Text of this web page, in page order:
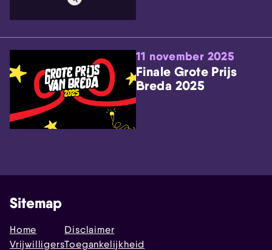
11 november 2025
Finale Grote Prijs
Breda 2025
Sitemap
Home
Vrijwilligers
Disclaimer
Toegankelijkheid